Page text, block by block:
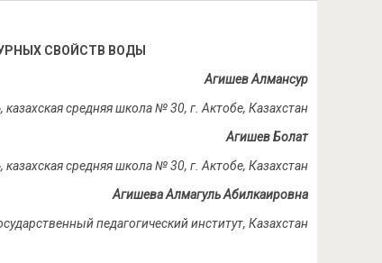
СВОЙСТВ ВОДЫ
Агишев Алмансур
казахская средняя школа № 30, г. Актобе, Казахстан
Агишев Болат
казахская средняя школа № 30, г. Актобе, Казахстан
Агишева Алмагуль Абилкаировна
педагогический институт, Казахстан